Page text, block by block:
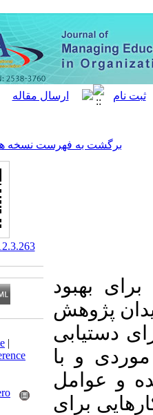
نسخه ها
‎ 10.61186/meo.12.3.263
Download citation:
BibTeX
RIS|EndNote |
Medlars
ProCite|
Reference
RefWorks
Send citation to:
Mendeley
Zotero